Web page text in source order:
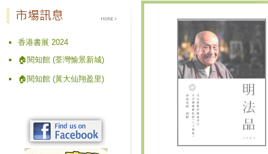
香港書展 2024
🏠閱知館 (荃灣愉景新城)
🏠閱知館 (黃大仙翔盈里)